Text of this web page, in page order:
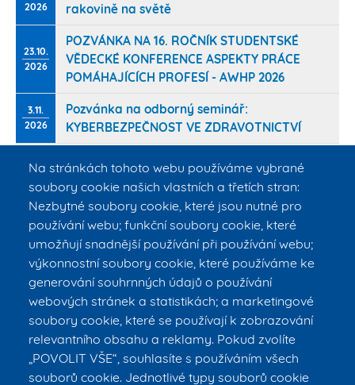
Na stránkách tohoto webu používáme vybrané
soubory cookie našich vlastních a třetích stran:
Nezbytné soubory cookie, které jsou nutné pro
používání webu; funkční soubory cookie, které
umožňují snadnější používání při používání webu;
výkonnostní soubory cookie, které používáme ke
generování souhrnných údajů o používání
webových stránek a statistikách; a marketingové
soubory cookie, které se používají k zobrazování
relevantního obsahu a reklamy. Pokud zvolíte
„POVOLIT VŠE“, souhlasíte s používáním všech
souborů cookie. Jednotlivé typy souborů cookie
2026
rakovině na světě
23.10.
2026
POZVÁNKA NA 16. ROČNÍK STUDENTSKÉ
VĚDECKÉ KONFERENCE ASPEKTY PRÁCE
POMÁHAJÍCÍCH PROFESÍ - AWHP 2026
3.11.
2026
Pozvánka na odborný seminář:
KYBERBEZPEČNOST VE ZDRAVOTNICTVÍ
STALO SE
Pomoc pro naši
absolventku, mami…
FBMI na Dětské
univerzitě ČVUT
Seznamte se s
AIVOU, virtuální a…
Ocenění z
konference
RAMS/NATO H…
Umělá inteligence
Středoškoláci
Souvislost mezi
zdravím a hern…
Foto zaměstnanců a